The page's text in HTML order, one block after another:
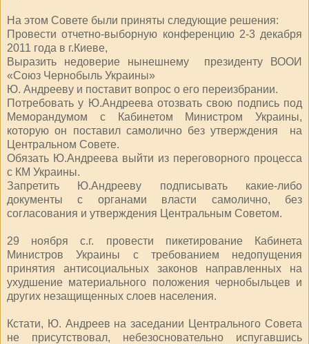
На этом Совете были приняты следующие решения:
Провести отчетно-выборную конференцию 2-3 декабря
2011 года в г.Киеве,
Выразить недоверие нынешнему президенту ВООИ
«Союз Чернобыль Украины»
Ю. Андрееву и поставит вопрос о его переизбрании.
Потребовать у Ю.Андреева отозвать свою подпись под
Меморандумом с Кабинетом Министром Украины,
которую он поставил самолично без утверждения на
Центральном Совете.
Обязать Ю.Андреева выйти из переговорного процесса
с КМ Украины.
Запретить Ю.Андрееву подписывать какие-либо
документы с органами власти самолично, без
согласования и утверждения Центральным Советом.
29 ноября с.г. провести пикетирование Кабинета
Министров Украины с требованием недопущения
принятия антисоциальных законов направленных на
ухудшение материального положения чернобыльцев и
других незащищенных слоев населения.
Кстати, Ю. Андреев на заседании Центрального Совета
не присутствовал, небезосновательно испугавшись